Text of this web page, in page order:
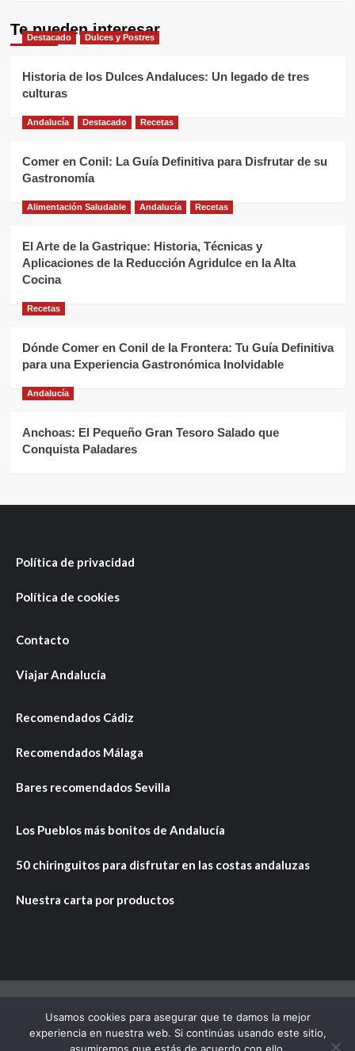
Te pueden interesar
Destacado Dulces y Postres
Historia de los Dulces Andaluces: Un legado de tres
culturas
Andalucía Destacado Recetas
Comer en Conil: La Guía Definitiva para Disfrutar de su
Gastronomía
Alimentación Saludable Andalucía Recetas
El Arte de la Gastrique: Historia, Técnicas y
Aplicaciones de la Reducción Agridulce en la Alta
Cocina
Recetas
Dónde Comer en Conil de la Frontera: Tu Guía Definitiva
para una Experiencia Gastronómica Inolvidable
Andalucía
Anchoas: El Pequeño Gran Tesoro Salado que
Conquista Paladares
Política de privacidad
Política de cookies
Contacto
Viajar Andalucía
Recomendados Cádiz
Recomendados Málaga
Bares recomendados Sevilla
Los Pueblos más bonitos de Andalucía
50 chiringuitos para disfrutar en las costas andaluzas
Nuestra carta por productos
Copyright © Todos los derechos reservados.|CoverNews
por AF themes.
Usamos cookies para asegurar que te damos la mejor
experiencia en nuestra web. Si continúas usando este sitio,